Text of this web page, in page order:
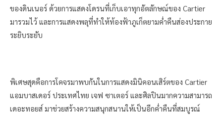
ของดินเนอร์ ด้วยการแสดงโดรนที่เก็บเอาทุกอัตลักษณ์ของ Cartier
มารวมไว้ และการแสดงพลุที่ทำให้ท้องฟ้าภูเก็ตยามค่ำคืนส่องประกาย
ระยิบระยับ
พิเศษสุดคือการโคจรมาพบกันในการแสดงมินิคอนเสิร์ตของ Cartier
แอมบาสเดอร์ ประเทศไทย เจฟ ซาเตอร์ และศิลปินมากความสามารถ
เดอะทอยส์ มาช่วยสร้างความสนุกสนานให้เป็นอีกค่ำคืนที่สมบูรณ์